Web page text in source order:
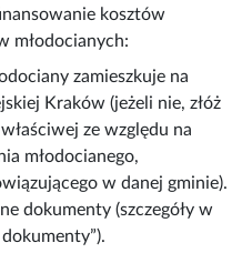
kosztów
młodocianych:
zamieszkuje na
Kraków (jeżeli nie, złóż
ze względu na
młodocianego,
w danej gminie).
dokumenty (szczegóły w